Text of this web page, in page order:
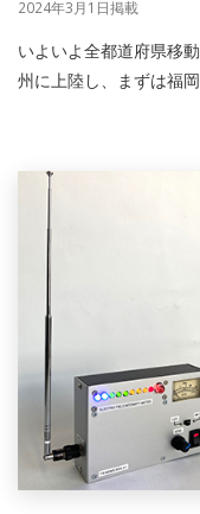
2024年3月1日掲載
いよいよ全都道府県移
州に上陸し、まずは福